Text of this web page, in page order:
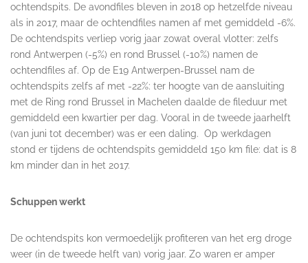
ochtendspits. De avondfiles bleven in 2018 op hetzelfde niveau
als in 2017, maar de ochtendfiles namen af met gemiddeld -6%.
De ochtendspits verliep vorig jaar zowat overal vlotter: zelfs
rond Antwerpen (-5%) en rond Brussel (-10%) namen de
ochtendfiles af. Op de E19 Antwerpen-Brussel nam de
ochtendspits zelfs af met -22%: ter hoogte van de aansluiting
met de Ring rond Brussel in Machelen daalde de fileduur met
gemiddeld een kwartier per dag. Vooral in de tweede jaarhelft
(van juni tot december) was er een daling. Op werkdagen
stond er tijdens de ochtendspits gemiddeld 150 km file: dat is 8
km minder dan in het 2017.
Schuppenwerkt
De ochtendspits kon vermoedelijk profiteren van het erg droge
weer (in de tweede helft van) vorig jaar. Zo waren er amper